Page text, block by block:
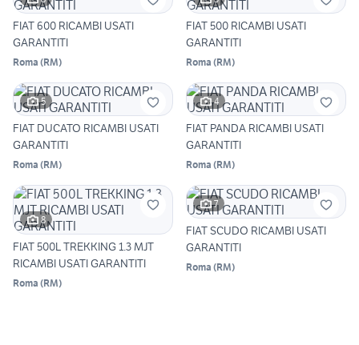
FIAT 600 RICAMBI USATI
GARANTITI
Roma (RM)
FIAT 500 RICAMBI USATI
GARANTITI
Roma (RM)
5
FIAT DUCATO RICAMBI USATI
GARANTITI
Roma (RM)
4
FIAT PANDA RICAMBI USATI
GARANTITI
Roma (RM)
8
FIAT 500L TREKKING 1.3 MJT
RICAMBI USATI GARANTITI
Roma (RM)
7
FIAT SCUDO RICAMBI USATI
GARANTITI
Roma (RM)